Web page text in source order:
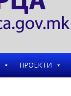
ПРОЕКТИ